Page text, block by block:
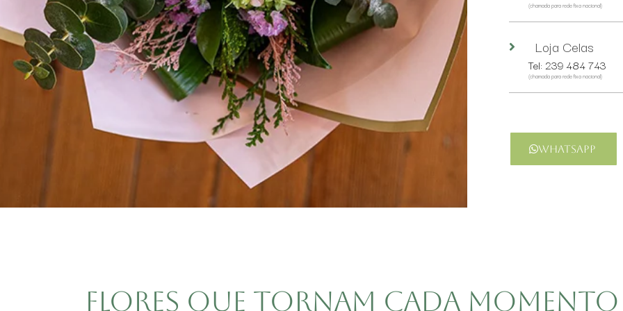
(chamada para rede fixa nacional)
Loja Celas
Tel: 239 484 743
(chamada para rede fixa nacional)
Whatsapp
Flores que tornam cada momento